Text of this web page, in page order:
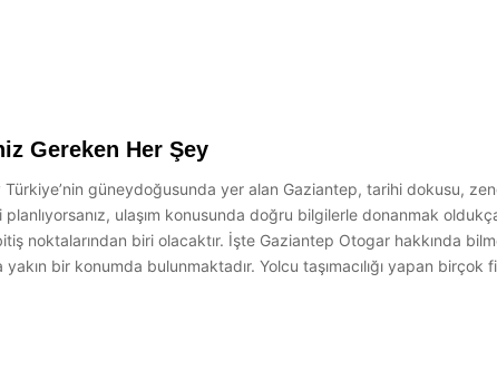
Gereken Her Şey
güneydoğusunda yer alan Gaziantep, tarihi dokusu,
ulaşım konusunda doğru bilgilerle donanmak
noktalarından biri olacaktır. İşte Gaziantep Otogar hakkında
bir konumda bulunmaktadır. Yolcu taşımacılığı yapan